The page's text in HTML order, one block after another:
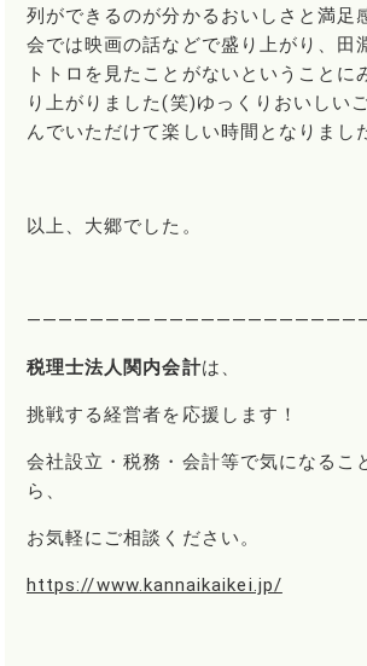
列ができるのが分かるおいしさと満足
会では映画の話などで盛り上がり、田
トトロを見たことがないということに
り上がりました(笑)ゆっくりおいしい
んでいただけて楽しい時間となりまし
以上、大郷でした。
税理士法人関内会計は、
挑戦する経営者を応援します！
会社設立・税務・会計等で気になるこ
ら、
お気軽にご相談ください。
https://www.kannaikaikei.jp/